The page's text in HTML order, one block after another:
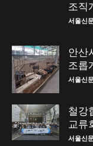
조직
서울신
안산
조롭
서울신
철강
교류
서울신